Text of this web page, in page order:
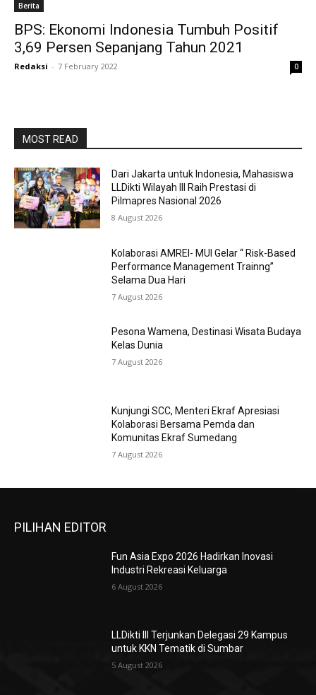
Berita
BPS: Ekonomi Indonesia Tumbuh Positif
3,69 Persen Sepanjang Tahun 2021
Redaksi - 7 February 2022 0
MOST READ
Dari Jakarta untuk Indonesia, Mahasiswa
LLDikti Wilayah III Raih Prestasi di
Pilmapres Nasional 2026
8 August 2026
Kolaborasi AMREI- MUI Gelar “ Risk-Based
Performance Management Trainng”
Selama Dua Hari
7 August 2026
Pesona Wamena, Destinasi Wisata Budaya
Kelas Dunia
7 August 2026
Kunjungi SCC, Menteri Ekraf Apresiasi
Kolaborasi Bersama Pemda dan
Komunitas Ekraf Sumedang
7 August 2026
PILIHAN EDITOR
Fun Asia Expo 2026 Hadirkan Inovasi
Industri Rekreasi Keluarga
6 August 2026
LLDikti III Terjunkan Delegasi 29 Kampus
untuk KKN Tematik di Sumbar
5 August 2026